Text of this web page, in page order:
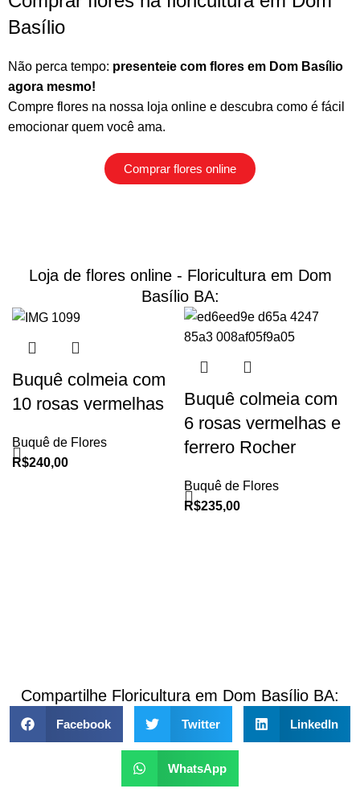
Basílio
Não perca tempo: presenteie com flores em Dom Basílio
agora mesmo!
Compre flores na nossa loja online e descubra como é fácil
emocionar quem você ama.
Comprar flores online
Loja de flores online - Floricultura em Dom
Basílio BA:
Buquê colmeia com
10 rosas vermelhas
Buquê de Flores
R$240,00
Buquê colmeia com
6 rosas vermelhas e
ferrero Rocher
Buquê de Flores
R$235,00
Compartilhe Floricultura em Dom Basílio BA:
Facebook Twitter LinkedIn
WhatsApp